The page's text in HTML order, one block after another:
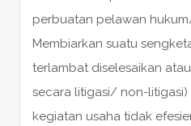
perbuatan pelawan
Membiarkan suatu
terlambat diselesaikan
secara litigasi/ non-
kegiatan usaha tidak